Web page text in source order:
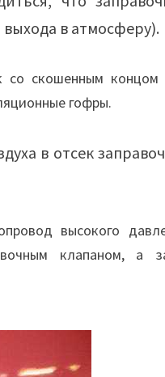
в атмосферу).
со скошенным концом
гофры.
в отсек
высокого
клапаном, а